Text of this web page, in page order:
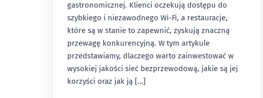
gastronomicznej. Klienci oczekują dostępu do
szybkiego i niezawodnego Wi-Fi, a restauracje,
które są w stanie to zapewnić, zyskują znaczną
przewagę konkurencyjną. W tym artykule
przedstawiamy, dlaczego warto zainwestować w
wysokiej jakości sieć bezprzewodową, jakie są jej
korzyści oraz jak ją […]